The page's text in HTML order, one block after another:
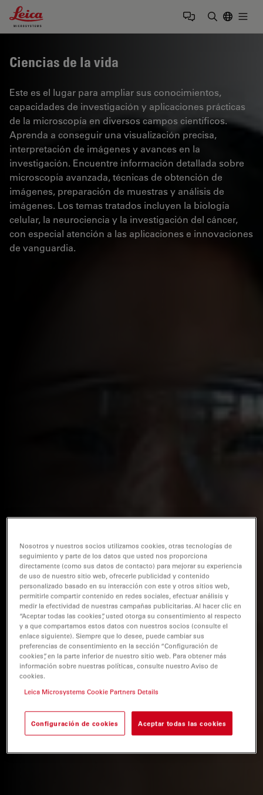
Leica Microsystems Logo
Ciencias de la vida
Este es el lugar para ampliar sus conocimientos,
capacidades de investigación y aplicaciones prácticas
de la microscopía en diversos campos científicos.
Aprenda a conseguir una visualización precisa,
interpretación de imágenes y avances en la
investigación. Encuentre información detallada sobre
microscopía avanzada, técnicas de obtención de
imágenes, preparación de muestras y análisis de
imágenes. Los temas tratados incluyen la biología
celular, la neurociencia y la investigación del cáncer,
con especial atención a las aplicaciones e innovaciones
de vanguardia.
Nosotros y nuestros socios utilizamos cookies, otras tecnologías de
seguimiento y parte de los datos que usted nos proporciona
directamente (como sus datos de contacto) para mejorar su experiencia
de uso de nuestro sitio web, ofrecerle publicidad y contenido
personalizado basado en su interacción con este y otros sitios web,
permitirle compartir contenido en redes sociales, efectuar análisis y
medir la efectividad de nuestras campañas publicitarias. Al hacer clic en
“Aceptar todas las cookies”, usted otorga su consentimiento al respecto
y a que compartamos estos datos con nuestros socios (consulte el
enlace siguiente). Siempre que lo desee, puede cambiar sus
preferencias de consentimiento en la sección “Configuración de
cookies”, en la parte inferior de nuestro sitio web. Para obtener más
información sobre nuestras políticas, consulte nuestro Aviso de
cookies.
Leica Microsystems Cookie Partners Details
Configuración de cookies Aceptar todas las cookies